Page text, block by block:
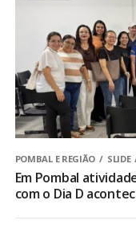
POMBAL E REGIÃO SLIDE
Em Pombal
com o Dia D